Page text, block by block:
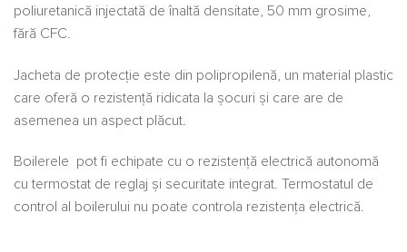
poliuretanică injectată de înaltă densitate, 50 mm grosime,
fără CFC.
Jacheta de protecţie este din polipropilenă, un material plastic
care oferă o rezistenţă ridicata la şocuri şi care are de
asemenea un aspect plăcut.
Boilerele pot fi echipate cu o rezistenţă electrică autonomă
cu termostat de reglaj şi securitate integrat. Termostatul de
control al boilerului nu poate controla rezistenţa electrică.